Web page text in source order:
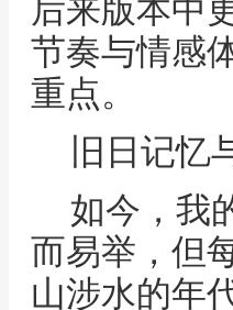
后来版本中
节奏与情感
重点。
旧日记
如今，我
而易举，但
山涉水的年